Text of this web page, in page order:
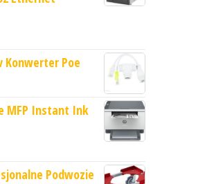
Konwerter Poe
MFP Instant Ink
Podwozie